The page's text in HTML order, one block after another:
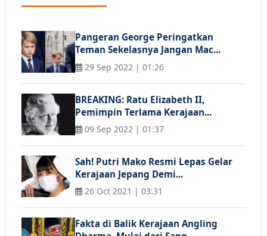
Pangeran George Peringatkan
Teman Sekelasnya Jangan Mac...
29 Sep 2022 | 01:26
BREAKING: Ratu Elizabeth II,
Pemimpin Terlama Kerajaan...
09 Sep 2022 | 01:37
Sah! Putri Mako Resmi Lepas Gelar
Kerajaan Jepang Demi...
26 Oct 2021 | 03:31
Fakta di Balik Kerajaan Angling